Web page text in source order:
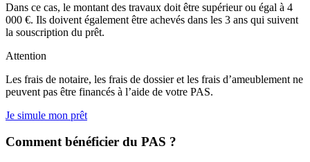
Dans ce cas, le montant des travaux doit être supérieur ou égal à 4
000 €. Ils doivent également être achevés dans les 3 ans qui suivent
la souscription du prêt.
Attention
Les frais de notaire, les frais de dossier et les frais d’ameublement ne
peuvent pas être financés à l’aide de votre PAS.
Je simule mon prêt
Comment bénéficier du PAS ?